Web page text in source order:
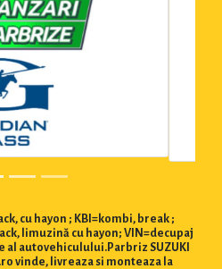
cu hayon ; KBI=kombi, break ;
limuzină cu hayon; VIN=decupaj
autovehiculului.Parbriz SUZUKI
vinde, livreaza si monteaza la